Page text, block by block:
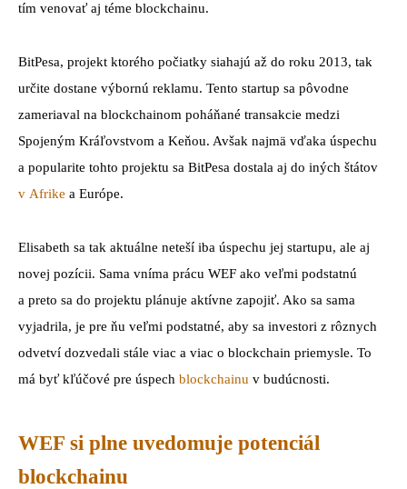
tím venovať aj téme blockchainu.
BitPesa, projekt ktorého počiatky siahajú až do roku 2013, tak
určite dostane výbornú reklamu. Tento startup sa pôvodne
zameriaval na blockchainom poháňané transakcie medzi
Spojeným Kráľovstvom a Keňou. Avšak najmä vďaka úspechu
a popularite tohto projektu sa BitPesa dostala aj do iných štátov
v Afrike a Európe.
Elisabeth sa tak aktuálne neteší iba úspechu jej startupu, ale aj
novej pozícii. Sama vníma prácu WEF ako veľmi podstatnú
a preto sa do projektu plánuje aktívne zapojiť. Ako sa sama
vyjadrila, je pre ňu veľmi podstatné, aby sa investori z rôznych
odvetví dozvedali stále viac a viac o blockchain priemysle. To
má byť kľúčové pre úspech blockchainu v budúcnosti.
WEF si plne uvedomuje potenciál
blockchainu